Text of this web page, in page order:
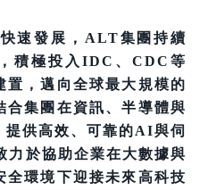
速發展，ALT集團持續
積極投入IDC、CDC等
置，邁向全球最大規模的
合集團在資訊、半導體與
提供高效、可靠的AI與伺
力於協助企業在大數據與
全環境下迎接未來高科技